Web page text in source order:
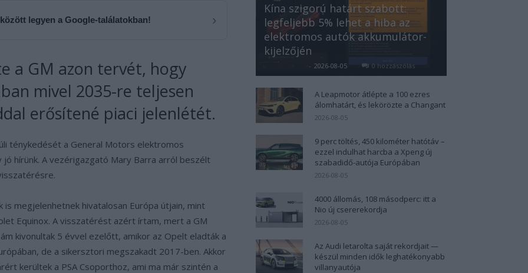
legyen a Google-találatokban! ›
a GM azon tervét, hogy
mivel 2035-re teljesen
erősítené piaci jelenlétét.
ténykedését a General Motors elektromos
hírünk. A vezérigazgató Mary Barra arról beszélt
is megjelenhetnek hivatalosan Európa útjain, mint
Equinox. A visszatérést azért írtam, mert a GM
kivonultak 5 évvel ezelőtt, amikor az Opelt eladták a
de a sikersztori megszakadt 2017-ben. Akkor
kerültek a PSA Csoporthoz, ami ma már szintén a
Kína szigorú határt szabott:
legfeljebb 5% lehet a hiba az
elektromos autók akkumulátor-
kijelzőjén
- 2026-08-05 0 hozzászólás
A Leapmotor átlépte a 100 ezres
álomhatárt, és lekörözte a Changant
2026-08-05
9 perc töltés, 450 kilométer hatótáv –
ezzel indulhat harcba a Xpeng új
szabadidő-autója Európában
2026-08-05
4000 állomás, 108 másodperc: itt a
Nio új csererekordja
2026-08-05
Az Audi letarolta saját rekordjait —
készül minden idők leghatékonyabb
villanyautója